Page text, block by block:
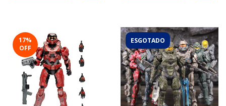
17%
OFF
ESGOTADO